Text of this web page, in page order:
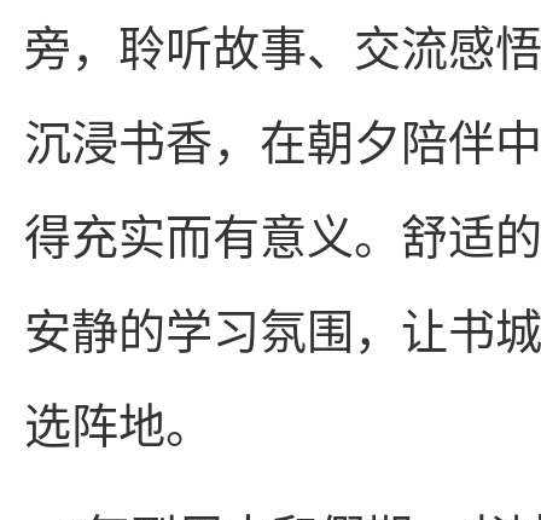
旁，聆听故事、交流感
沉浸书香，在朝夕陪伴
得充实而有意义。舒适
安静的学习氛围，让书
选阵地。